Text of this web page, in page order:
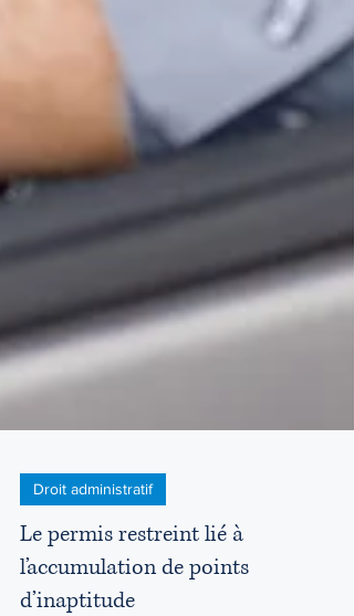
Droit administratif
Le permis restreint lié à
l’accumulation de points